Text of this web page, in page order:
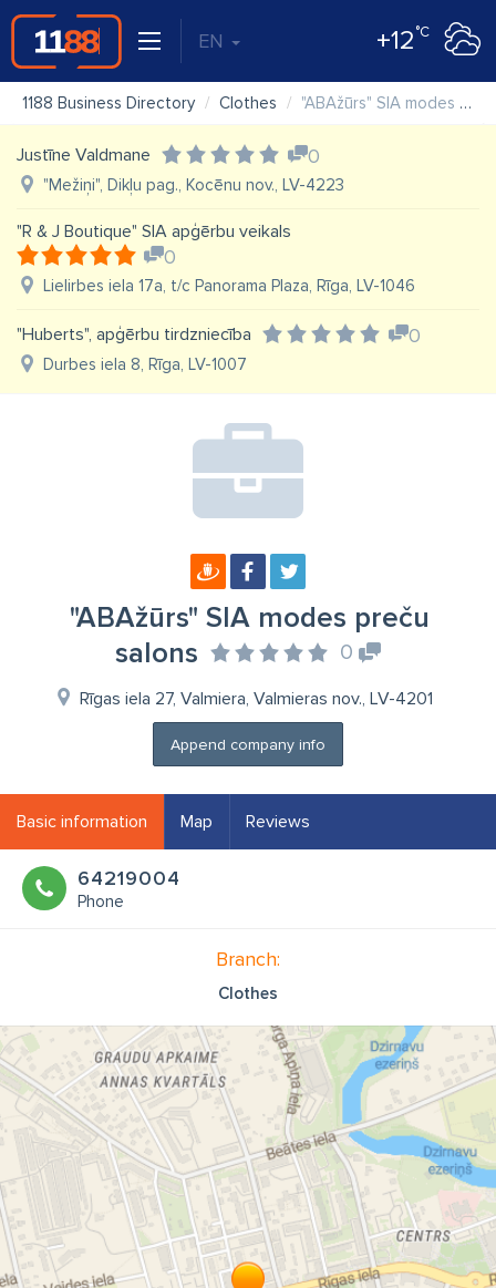
EN +12°C
1188 Business Directory Clothes "ABAžūrs" SIA modes preču salons
Justīne Valdmane 0
"Mežiņi", Dikļu pag., Kocēnu nov., LV-4223
"R & J Boutique" SIA apģērbu veikals
0
Lielirbes iela 17a, t/c Panorama Plaza, Rīga, LV-1046
"Huberts", apģērbu tirdzniecība 0
Durbes iela 8, Rīga, LV-1007
"ABAžūrs" SIA modes preču
salons
0
Rīgas iela 27, Valmiera, Valmieras nov., LV-4201
Append company info
Basic information Map Reviews
64219004
Phone
Branch:
Clothes